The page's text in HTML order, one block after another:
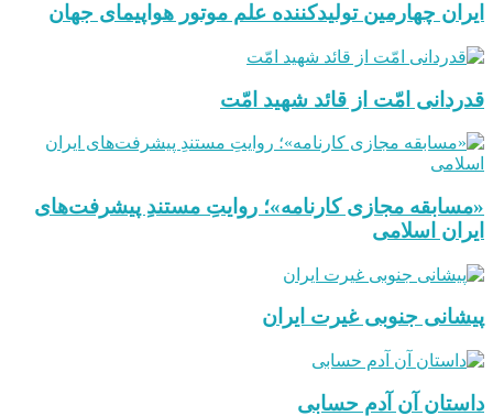
ایران چهارمین تولیدکننده علم موتور هواپیمای جهان
قدردانی امّت از قائد شهید امّت
«مسابقه مجازی کارنامه»؛ روایتِ مستندِ پیشرفت‌های
ایران اسلامی
پیشانی جنوبی غیرت ایران
داستان آن آدم حسابی